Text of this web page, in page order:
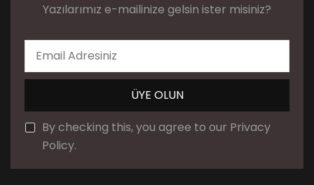
Yazılarımız e-mailinize gelsin ister misiniz?
By checking this, you agree to our Privacy
Policy.